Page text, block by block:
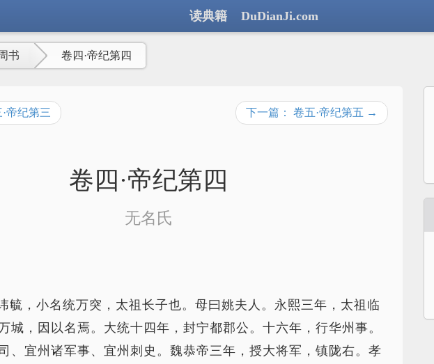
读典籍 DuDianJi.com
书 卷四·帝纪第四
帝纪第三 下一篇： 卷五·帝纪第五 →
卷四·帝纪第四
无名氏
毓，小名统万突，太祖长子也。母曰姚夫人。永熙三年，太祖临
城，因以名焉。大统十四年，封宁都郡公。十六年，行华州事。
、宜州诸军事、宜州刺史。魏恭帝三年，授大将军，镇陇右。孝